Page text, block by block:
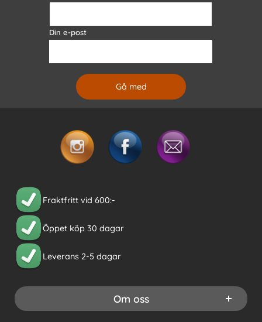
Din e-post
Fraktfritt vid 600:-
Öppet köp 30 dagar
Leverans 2-5 dagar
Om oss